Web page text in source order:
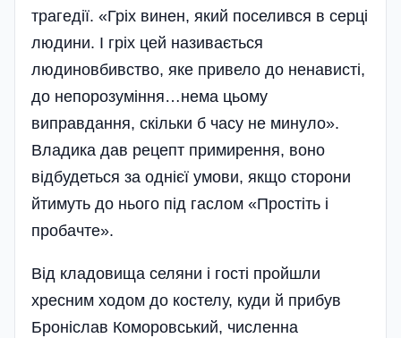
трагедії. «Гріх винен, який поселився в серці
людини. І гріх цей називається
людиновбивство, яке привело до ненависті,
до непорозуміння…нема цьому
виправдання, скільки б часу не минуло».
Владика дав рецепт примирення, воно
відбудеться за однієї умови, якщо сторони
йтимуть до нього під гаслом «Простіть і
пробачте».
Від кладовища селяни і гості пройшли
хресним ходом до костелу, куди й прибув
Броніслав Коморовський, численна